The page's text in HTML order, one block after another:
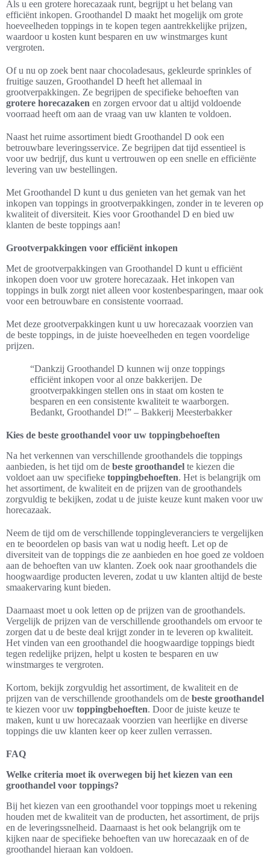
Als u een grotere horecazaak runt, begrijpt u het belang van
efficiënt inkopen. Groothandel D maakt het mogelijk om grote
hoeveelheden toppings in te kopen tegen aantrekkelijke prijzen,
waardoor u kosten kunt besparen en uw winstmarges kunt
vergroten.
Of u nu op zoek bent naar chocoladesaus, gekleurde sprinkles of
fruitige sauzen, Groothandel D heeft het allemaal in
grootverpakkingen. Ze begrijpen de specifieke behoeften van
grotere horecazaken en zorgen ervoor dat u altijd voldoende
voorraad heeft om aan de vraag van uw klanten te voldoen.
Naast het ruime assortiment biedt Groothandel D ook een
betrouwbare leveringsservice. Ze begrijpen dat tijd essentieel is
voor uw bedrijf, dus kunt u vertrouwen op een snelle en efficiënte
levering van uw bestellingen.
Met Groothandel D kunt u dus genieten van het gemak van het
inkopen van toppings in grootverpakkingen, zonder in te leveren op
kwaliteit of diversiteit. Kies voor Groothandel D en bied uw
klanten de beste toppings aan!
Grootverpakkingen voor efficiënt inkopen
Met de grootverpakkingen van Groothandel D kunt u efficiënt
inkopen doen voor uw grotere horecazaak. Het inkopen van
toppings in bulk zorgt niet alleen voor kostenbesparingen, maar ook
voor een betrouwbare en consistente voorraad.
Met deze grootverpakkingen kunt u uw horecazaak voorzien van
de beste toppings, in de juiste hoeveelheden en tegen voordelige
prijzen.
“Dankzij Groothandel D kunnen wij onze toppings
efficiënt inkopen voor al onze bakkerijen. De
grootverpakkingen stellen ons in staat om kosten te
besparen en een consistente kwaliteit te waarborgen.
Bedankt, Groothandel D!” – Bakkerij Meesterbakker
Kies de beste groothandel voor uw toppingbehoeften
Na het verkennen van verschillende groothandels die toppings
aanbieden, is het tijd om de beste groothandel te kiezen die
voldoet aan uw specifieke toppingbehoeften. Het is belangrijk om
het assortiment, de kwaliteit en de prijzen van de groothandels
zorgvuldig te bekijken, zodat u de juiste keuze kunt maken voor uw
horecazaak.
Neem de tijd om de verschillende toppingleveranciers te vergelijken
en te beoordelen op basis van wat u nodig heeft. Let op de
diversiteit van de toppings die ze aanbieden en hoe goed ze voldoen
aan de behoeften van uw klanten. Zoek ook naar groothandels die
hoogwaardige producten leveren, zodat u uw klanten altijd de beste
smaakervaring kunt bieden.
Daarnaast moet u ook letten op de prijzen van de groothandels.
Vergelijk de prijzen van de verschillende groothandels om ervoor te
zorgen dat u de beste deal krijgt zonder in te leveren op kwaliteit.
Het vinden van een groothandel die hoogwaardige toppings biedt
tegen redelijke prijzen, helpt u kosten te besparen en uw
winstmarges te vergroten.
Kortom, bekijk zorgvuldig het assortiment, de kwaliteit en de
prijzen van de verschillende groothandels om de beste groothandel
te kiezen voor uw toppingbehoeften. Door de juiste keuze te
maken, kunt u uw horecazaak voorzien van heerlijke en diverse
toppings die uw klanten keer op keer zullen verrassen.
FAQ
Welke criteria moet ik overwegen bij het kiezen van een
groothandel voor toppings?
Bij het kiezen van een groothandel voor toppings moet u rekening
houden met de kwaliteit van de producten, het assortiment, de prijs
en de leveringssnelheid. Daarnaast is het ook belangrijk om te
kijken naar de specifieke behoeften van uw horecazaak en of de
groothandel hieraan kan voldoen.